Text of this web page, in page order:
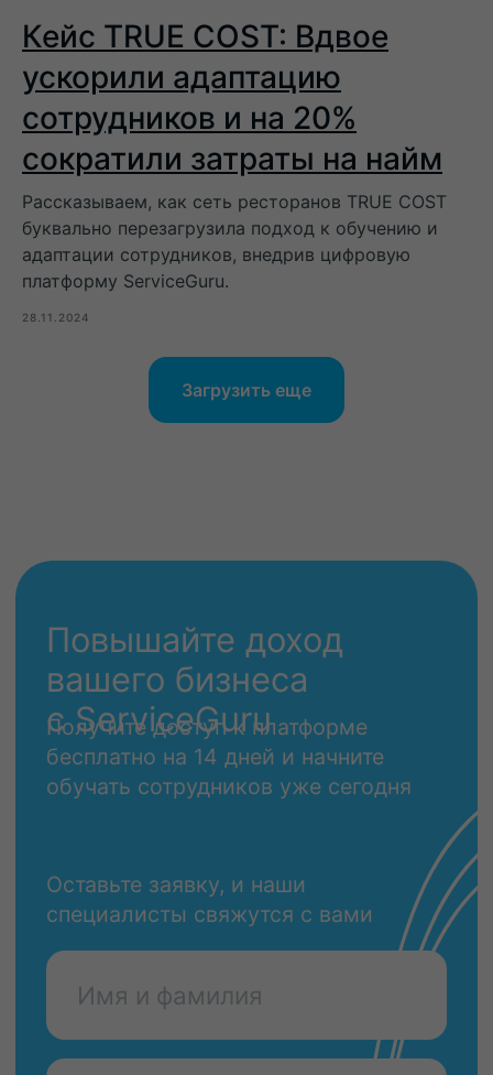
Кейс TRUE COST: Вдвое
ускорили адаптацию
сотрудников и на 20%
сократили затраты на найм
Рассказываем, как сеть ресторанов TRUE COST
буквально перезагрузила подход к обучению и
адаптации сотрудников, внедрив цифровую
платформу ServiceGuru.
28.11.2024
Загрузить еще
конфиденциальности
Сайт задизайнилиBlackSwan.
Пользовательское соглашение
Договор оферты
услуг
Политика использования
cookie
Вы можете отозвать согласие,
написав на
support@service.guru